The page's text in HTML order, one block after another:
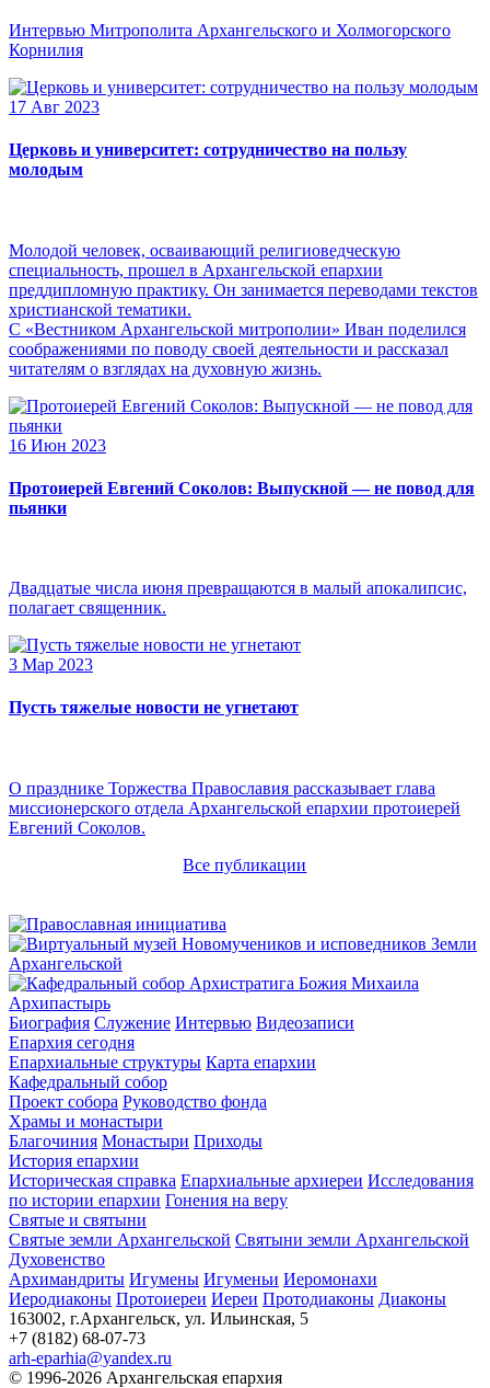
Интервью Митрополита Архангельского и Холмогорского
Корнилия
17 Авг 2023
Церковь и университет: сотрудничество на пользу
молодым
Молодой человек, осваивающий религиоведческую
специальность, прошел в Архангельской епархии
преддипломную практику. Он занимается переводами текстов
христианской тематики.
С «Вестником Архангельской митрополии» Иван поделился
соображениями по поводу своей деятельности и рассказал
читателям о взглядах на духовную жизнь.
16 Июн 2023
Протоиерей Евгений Соколов: Выпускной — не повод для
пьянки
Двадцатые числа июня превращаются в малый апокалипсис,
полагает священник.
3 Мар 2023
Пусть тяжелые новости не угнетают
О празднике Торжества Православия рассказывает глава
миссионерского отдела Архангельской епархии протоиерей
Евгений Соколов.
Все публикации
Архипастырь
Биография Служение Интервью Видеозаписи
Епархия сегодня
Епархиальные структуры Карта епархии
Кафедральный собор
Проект собора Руководство фонда
Храмы и монастыри
Благочиния Монастыри Приходы
История епархии
Историческая справка Епархиальные архиереи Исследования
по истории епархии Гонения на веру
Святые и святыни
Святые земли Архангельской Святыни земли Архангельской
Духовенство
Архимандриты Игумены Игуменьи Иеромонахи
Иеродиаконы Протоиереи Иереи Протодиаконы Диаконы
163002, г.Архангельск, ул. Ильинская, 5
+7 (8182) 68-07-73
arh-eparhia@yandex.ru
© 1996-2026 Архангельская епархия